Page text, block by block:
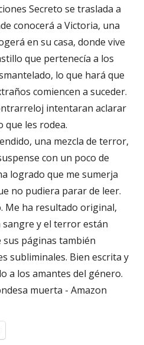
Secreto se traslada a
conocerá a Victoria, una
en su casa, donde vive
que pertenecía a los
lo que hará que
comiencen a suceder.
intentaran aclarar
que les rodea.
una mezcla de terror,
con un poco de
logrado que me sumerja
no pudiera parar de leer.
Me ha resultado original,
sangre y el terror están
sus páginas también
subliminales. Bien escrita y
a los amantes del género.
muerta - Amazon